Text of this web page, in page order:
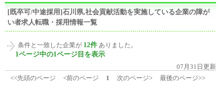
[既卒可/中途採用]石川県,社会貢献活動を実施している企業の障が
い者求人転職・採用情報一覧
条件と一致した企業が 12件 ありました。
1ページ中の1ページ目を表示
07月31日更新
<<先頭のページ
<前のページ 1 次のページ> 最後のページ>>